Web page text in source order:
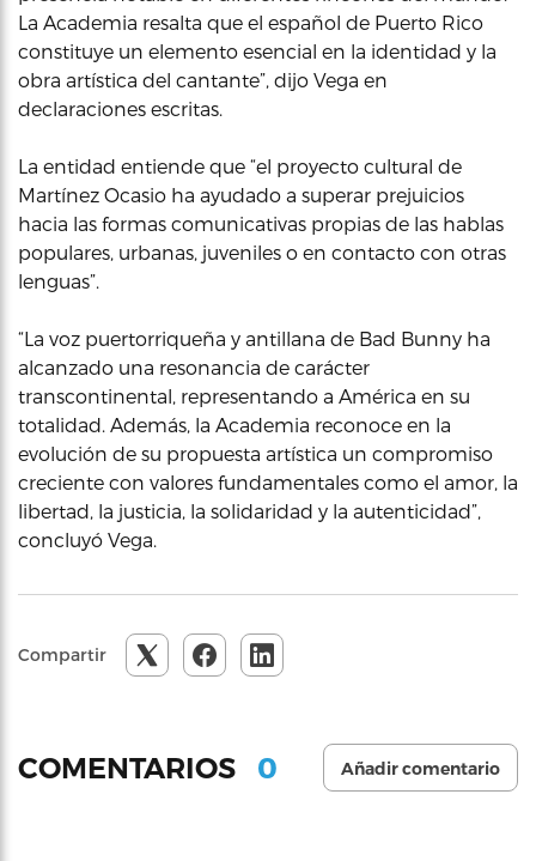
La Academia resalta que el español de Puerto Rico
constituye un elemento esencial en la identidad y la
obra artística del cantante”, dijo Vega en
declaraciones escritas.
La entidad entiende que “el proyecto cultural de
Martínez Ocasio ha ayudado a superar prejuicios
hacia las formas comunicativas propias de las hablas
populares, urbanas, juveniles o en contacto con otras
lenguas”.
“La voz puertorriqueña y antillana de Bad Bunny ha
alcanzado una resonancia de carácter
transcontinental, representando a América en su
totalidad. Además, la Academia reconoce en la
evolución de su propuesta artística un compromiso
creciente con valores fundamentales como el amor, la
libertad, la justicia, la solidaridad y la autenticidad”,
concluyó Vega.
Compartir
COMENTARIOS 0 Añadir comentario